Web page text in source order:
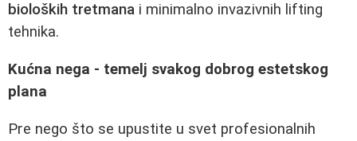
bioloških tretmana i minimalno invazivnih lifting
tehnika.
Kućna nega - temelj svakog dobrog estetskog
plana
Pre nego što se upustite u svet profesionalnih